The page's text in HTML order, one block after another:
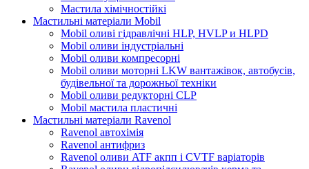
Мастила хімічностійкі
Мастильні матеріали Mobil
Mobil оливі гідравлічні HLP, HVLP и HLPD
Mobil оливи індустріальні
Mobil оливи компресорні
Mobil оливи моторні LKW вантажівок, автобусів,
будівельної та дорожньої техніки
Mobil оливи редукторні CLP
Mobil мастила пластичні
Мастильні матеріали Ravenol
Ravenol автохімія
Ravenol антифриз
Ravenol оливи ATF акпп і CVTF варіаторів